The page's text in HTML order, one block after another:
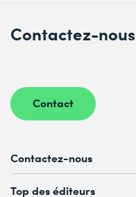
Contactez-nous
Contact
Contactez-nous
Conseil personnalisé au
Top des éditeurs